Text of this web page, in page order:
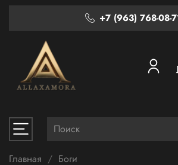
+7 (963) 768-08-
Главная Боги